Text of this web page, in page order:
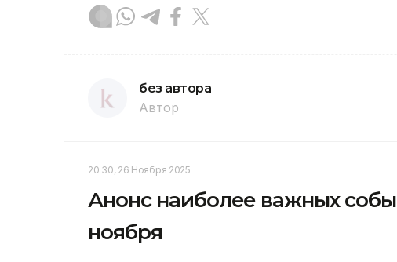
без автора
Автор
20:30, 26 Ноября 2025
Анонс наиболее важных
ноября